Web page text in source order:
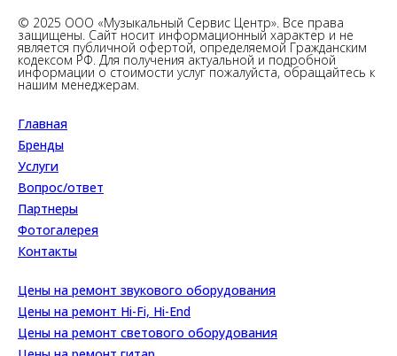
© 2025 ООО «Музыкальный Сервис Центр». Все права
защищены. Сайт носит информационный характер и не
является публичной офертой, определяемой Гражданским
кодексом РФ. Для получения актуальной и подробной
информации о стоимости услуг пожалуйста, обращайтесь к
нашим менеджерам. Созда
Главная
Бренды
Услуги
Вопрос/ответ
Партнеры
Фотогалерея
Контакты
Цены на ремонт звукового оборудования
Цены на ремонт Hi-Fi, Hi-End
Цены на ремонт светового оборудования